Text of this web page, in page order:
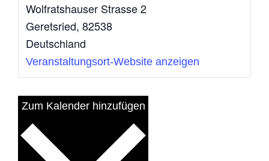
Wolfratshauser Strasse 2
Geretsried, 82538
Deutschland
Veranstaltungsort-Website anzeigen